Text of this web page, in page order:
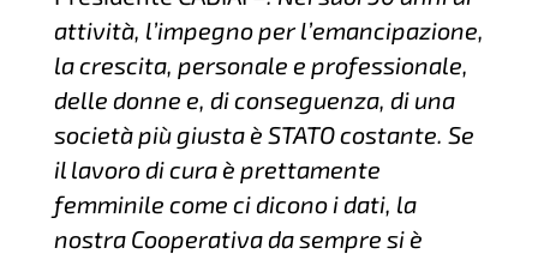
attività, l’impegno per l’emancipazione,
la crescita, personale e professionale,
delle donne e, di conseguenza, di una
società più giusta è STATO costante. Se
il lavoro di cura è prettamente
femminile come ci dicono i dati, la
nostra Cooperativa da sempre si è